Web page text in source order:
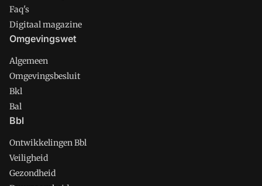
Faq's
Digitaal magazine
Omgevingswet
Algemeen
Omgevingsbesluit
Bkl
Bal
Bbl
Ontwikkelingen Bbl
Veiligheid
Gezondheid